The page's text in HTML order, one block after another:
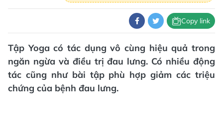
Copy link
Tập Yoga có tác dụng vô cùng hiệu quả trong
ngăn ngừa và điều trị đau lưng. Có nhiều động
tác cũng như bài tập phù hợp giảm các triệu
chứng của bệnh đau lưng.